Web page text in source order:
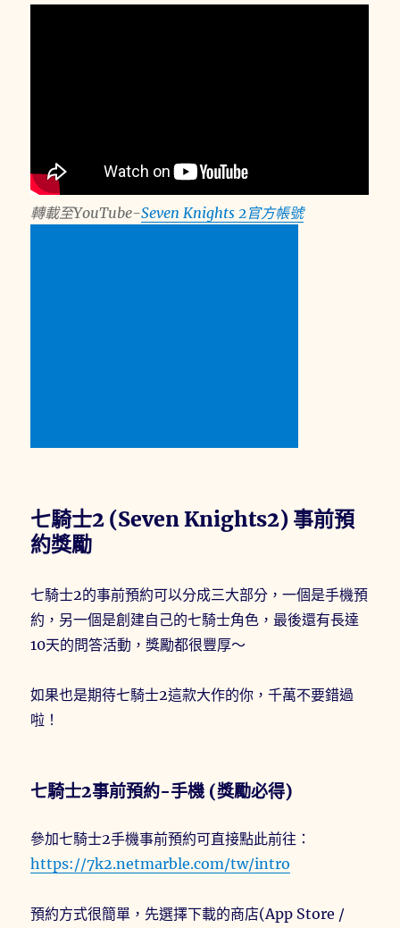
轉載至YouTube-Seven Knights 2官方帳號
七騎士2 (Seven Knights2) 事前預
約獎勵
七騎士2的事前預約可以分成三大部分，一個是手機預
約，另一個是創建自己的七騎士角色，最後還有長達
10天的問答活動，獎勵都很豐厚～
如果也是期待七騎士2這款大作的你，千萬不要錯過
啦！
七騎士2事前預約-手機 (獎勵必得)
參加七騎士2手機事前預約可直接點此前往：
https://7k2.netmarble.com/tw/intro
預約方式很簡單，先選擇下載的商店(App Store /